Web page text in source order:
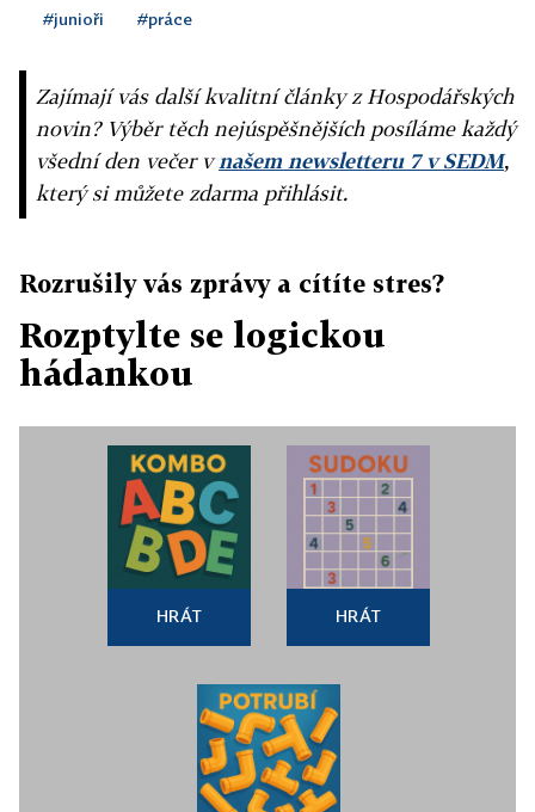
#junioři #práce
Zajímají vás další kvalitní články z Hospodářských
novin? Výběr těch nejúspěšnějších posíláme každý
všední den večer vnašem newsletteru 7 v SEDM,
který si můžete zdarma přihlásit.
Rozrušily vás zprávy a cítíte stres?
Rozptylte se logickou
hádankou
HRÁT HRÁT